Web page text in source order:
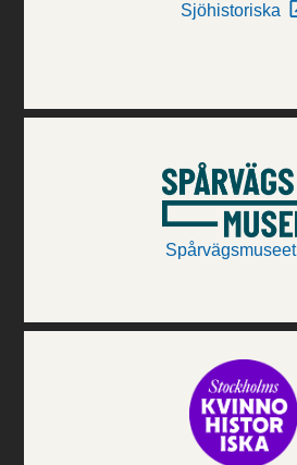
Sjöhistoriska
Spårvägsmuseet